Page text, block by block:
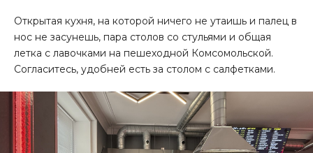
Открытая кухня, на которой ничего не утаишь и палец в
нос не засунешь, пара столов со стульями и общая
летка с лавочками на пешеходной Комсомольской.
Согласитесь, удобней есть за столом с салфетками.